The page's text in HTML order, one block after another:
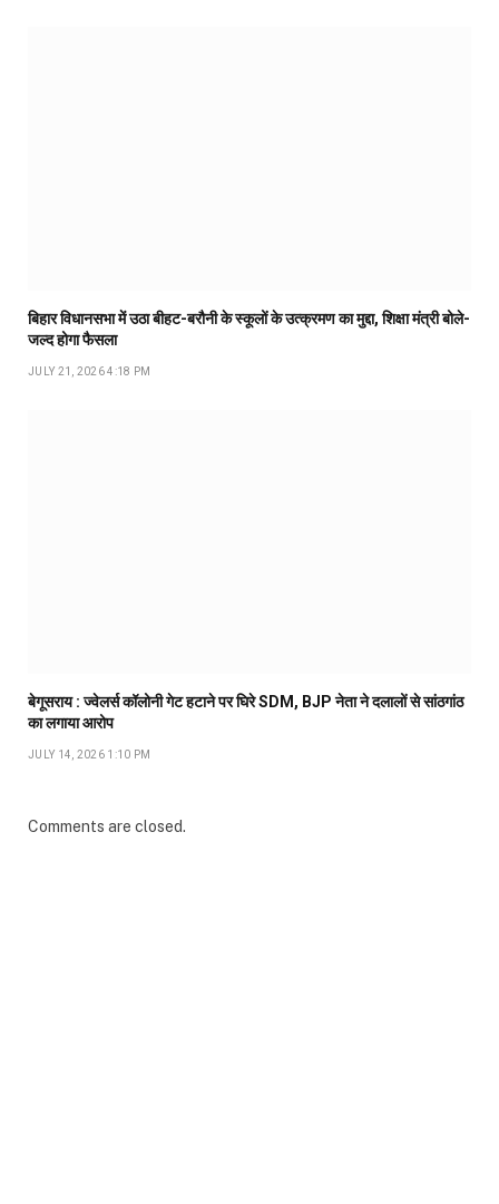
बिहार विधानसभा में उठा बीहट-बरौनी के स्कूलों के उत्क्रमण का मुद्दा, शिक्षा मंत्री बोले-
जल्द होगा फैसला
JULY 21, 2026 4:18 PM
बेगूसराय : ज्वेलर्स कॉलोनी गेट हटाने पर घिरे SDM, BJP नेता ने दलालों से सांठगांठ
का लगाया आरोप
JULY 14, 2026 1:10 PM
Comments are closed.